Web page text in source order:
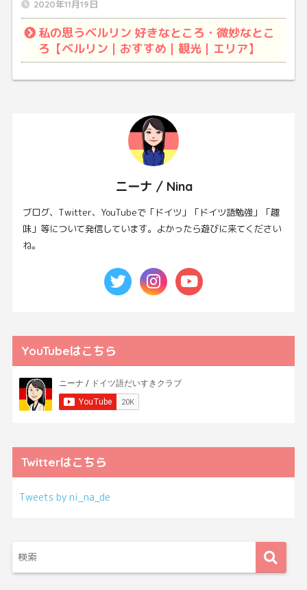
2020年11月19日
私の思うベルリン 好きなところ・微妙なとこ
ろ【ベルリン｜おすすめ｜観光｜エリア】
ニーナ / Nina
ブログ、Twitter、YouTubeで「ドイツ」「ドイツ語勉強」「趣
味」等について発信しています。よかったら遊びに来てください
ね。
YouTubeはこちら
Twitterはこちら
Tweets by ni_na_de